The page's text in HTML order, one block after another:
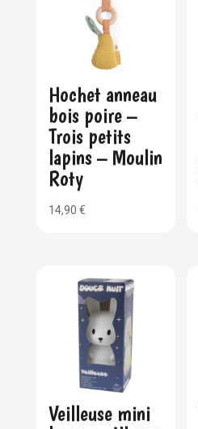
Hochet anneau
bois poire –
Trois petits
lapins – Moulin
Roty
14,90 €
Veilleuse mini